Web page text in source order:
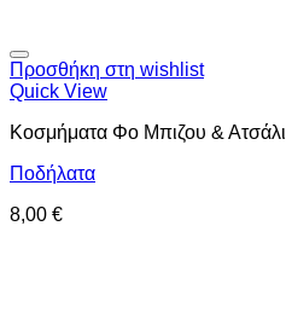
Προσθήκη στη wishlist
Quick View
Κοσμήματα Φο Μπιζου & Ατσάλι
Ποδήλατα
8,00 €